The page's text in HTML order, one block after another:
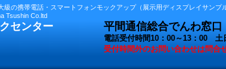
級の携帯電話・スマートフォンモックアップ（展示用ディスプレイサ
Tsushin Co.ltd
センター 平間通信総合でんわ窓
電話受付時間10：00～13：00
受付時間外のお問い合わせは問合